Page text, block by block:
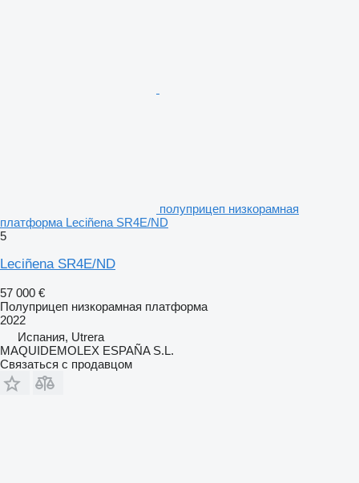
полуприцеп низкорамная
платформа Leciñena SR4E/ND
5
Leciñena SR4E/ND
57 000 €
Полуприцеп низкорамная платформа
2022
Испания, Utrera
MAQUIDEMOLEX ESPAÑA S.L.
Связаться с продавцом